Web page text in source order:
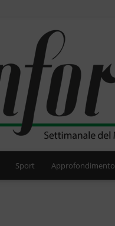
Sport Approfondimento